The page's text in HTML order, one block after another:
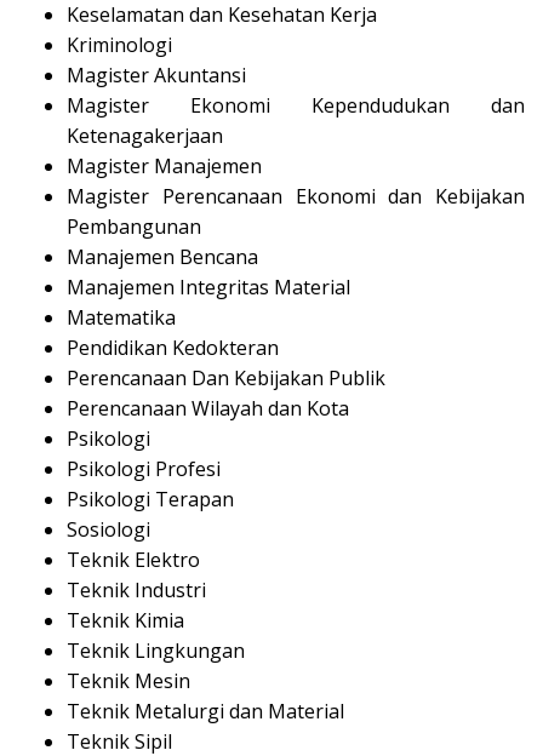
Keselamatan dan Kesehatan Kerja
Kriminologi
Magister Akuntansi
Magister Ekonomi Kependudukan dan
Ketenagakerjaan
Magister Manajemen
Magister Perencanaan Ekonomi dan Kebijakan
Pembangunan
Manajemen Bencana
Manajemen Integritas Material
Matematika
Pendidikan Kedokteran
Perencanaan Dan Kebijakan Publik
Perencanaan Wilayah dan Kota
Psikologi
Psikologi Profesi
Psikologi Terapan
Sosiologi
Teknik Elektro
Teknik Industri
Teknik Kimia
Teknik Lingkungan
Teknik Mesin
Teknik Metalurgi dan Material
Teknik Sipil